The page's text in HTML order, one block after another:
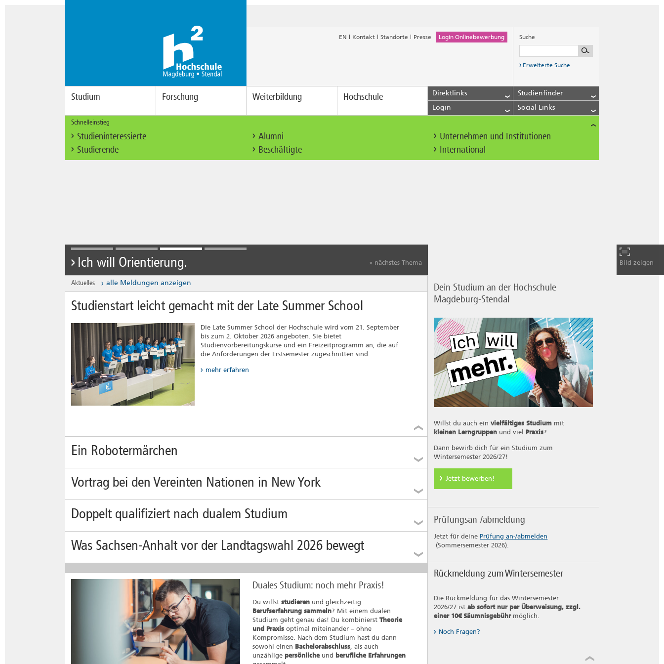
EN Kontakt Standorte Presse Login Onlinebewerbung Suche
Erweiterte Suche
Studium Forschung Weiterbildung Hochschule Direktlinks
Studienfinder
Login
Social Links
Schnelleinstieg
Studieninteressierte Alumni
Unternehmen und Institutionen
Studierende
Beschäftigte International
» nächstes Thema
Ich will Orientierung.
Aktuelles alle Meldungen anzeigen
Studienstart leicht gemacht mit der Late Summer School
Die Late Summer School der Hochschule wird vom 21. September
bis zum 2. Oktober 2026 angeboten. Sie bietet
Studienvorbereitungskurse und ein Freizeitprogramm an, die auf
die Anforderungen der Erstsemester zugeschnitten sind.
mehr erfahren
Ein Robotermärchen
den Händen von Studierenden. Genauer gesagt: aus den 3D-
Ergebnisse verschiedener Seminare in Zusammenarbeit mit dem
Puppentheater.
Vortrag bei den Vereinten Nationen in New York
Vortrag bei den Vereinten Nationen und Auszeichnung für
Doppelt qualifiziert nach dualem Studium
Studienangebot weiter aus und setzt dabei auf zwei Modelle:
praxisintegrierend und ausbildungsintegrierend. Für
Studieninteressierte eröffnen sich dadurch neue Möglichkeiten,
mehr erfahren
Was Sachsen-Anhalt vor der Landtagswahl 2026 bewegt
stärker als Migration. Gleichzeitig zeigt sich ein erhebliches
parteipolitisches Bindungspotenzial. Ergebnisse des Instituts für
demokratische Kultur.
mehr erfahren
Duales Studium: noch mehr Praxis!
Du willst studierenund gleichzeitig
Berufserfahrung sammeln? Mit einem dualen
Studium geht genau das! Du kombinierst Theorie
und Praxisoptimal miteinander – ohne
Kompromisse. Nach dem Studium hast du dann
sowohl einen Bachelorabschluss, als auch
unzählige persönlicheund berufliche Erfahrungen
Dein Studium an der Hochschule
Magdeburg-Stendal
Willst du auch einvielfältiges Studium mit
kleinen Lerngruppen und viel Praxis?
Dann bewirb dich für ein Studium zum
Wintersemester 2026/27!
Jetzt bewerben!
Prüfungsan-/abmeldung
Jetzt für deine Prüfung an-/abmelden
(Sommersemester 2026).
Rückmeldung zum Wintersemester
Die Rückmeldung für das Wintersemester
2026/27 ist ab sofort nur per Überweisung, zzgl.
einer 10€ Säumnisgebühr möglich.
Noch Fragen?
Bild zeigen